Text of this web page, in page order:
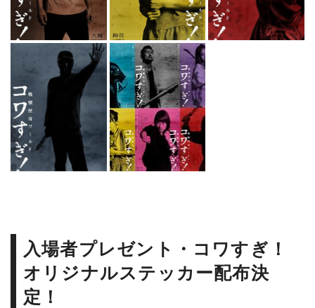
入場者プレゼント・コワすぎ！
オリジナルステッカー配布決
定！